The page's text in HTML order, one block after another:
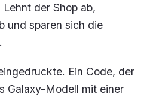
der Shop ab,
und sparen sich die
Ein Code, der
Galaxy-Modell mit einer